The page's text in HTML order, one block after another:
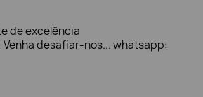
de excelência
Venha desafiar-nos... whatsapp: